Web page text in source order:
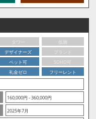
タワー
低層
デザイナーズ
ブランド
ペット可
SOHO可
礼金ゼロ
フリーレント
160,000円 - 360,000円
2025年7月